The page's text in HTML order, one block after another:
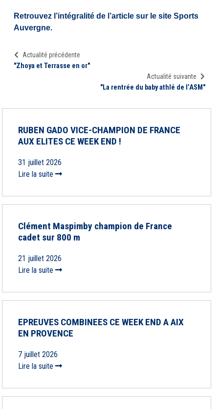
Retrouvez l’intégralité de l’article sur le site Sports
Auvergne.
Actualité précédente
"Zhoya et Terrasse en or"
Actualité suivante
"La rentrée du baby athlé de l’ASM"
RUBEN GADO VICE-CHAMPION DE FRANCE
AUX ELITES CE WEEK END !
31 juillet 2026
Lire la suite
Clément Maspimby champion de France
cadet sur 800 m
21 juillet 2026
Lire la suite
EPREUVES COMBINEES CE WEEK END A AIX
EN PROVENCE
7 juillet 2026
Lire la suite